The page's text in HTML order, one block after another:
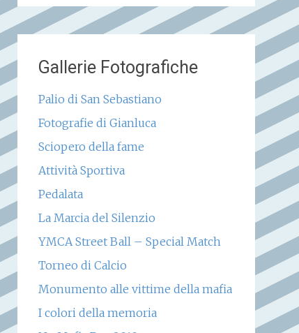
Gallerie Fotografiche
Palio di San Sebastiano
Fotografie di Gianluca
Sciopero della fame
Attività Sportiva
Pedalata
La Marcia del Silenzio
YMCA Street Ball – Special Match
Torneo di Calcio
Monumento alle vittime della mafia
I colori della memoria